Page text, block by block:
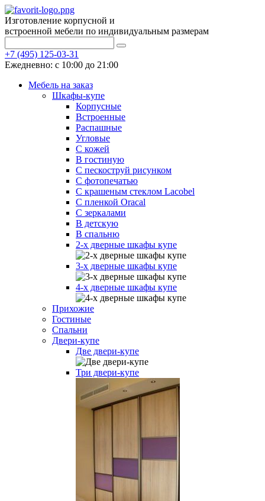
Изготовление корпусной и
встроенной мебели по индивидуальным размерам
+7 (495) 125-03-31
Ежедневно: с 10:00 до 21:00
Мебель на заказ
Шкафы-купе
Корпусные
Встроенные
Распашные
Угловые
С кожей
В гостиную
С пескоструй рисунком
С фотопечатью
С крашеным стеклом Lacobel
С пленкой Oracal
С зеркалами
В детскую
В спальню
2-х дверные шкафы купе
3-х дверные шкафы купе
4-х дверные шкафы купе
Прихожие
Гостиные
Спальни
Двери-купе
Две двери-купе
Три двери-купе